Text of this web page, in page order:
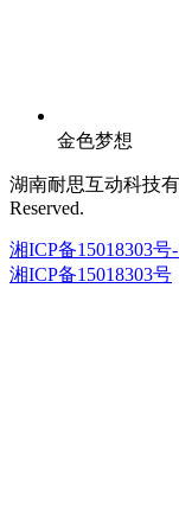
金色梦想
湖南耐思互动科技
Reserved.
湘ICP备15018303号-
湘ICP备15018303号